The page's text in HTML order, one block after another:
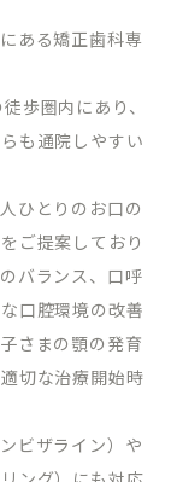
ある矯正歯科専
歩圏内にあり、
も通院しやすい
ひとりのお口の
ご提案しており
バランス、口呼
口腔環境の改善
さまの顎の発育
切な治療開始時
ビザライン）や